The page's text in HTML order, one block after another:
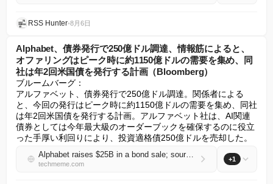
RSS Hunter•8月6日
Alphabet、債券発行で250億ドル調達、情報筋によると、
オファリングはピーク時に約1150億ドルの需要を集め、同
社は年2回米国債を発行する計画（Bloomberg）
ブルームバーグ：
アルファベット、債券発行で250億ドル調達。関係者による
と、今回の発行はピーク時に約1150億ドルの需要を集め、同社
は年2回米国債を発行する計画。アルファベット社は、AI関連
債券としては今年最大級のオーダーブックを確保するのに役立
った手厚い利回りにより、投資適格債250億ドルを売却した。
Alphabet raises $25B in a bond sale; sources say the offering attracted roughly $115B of peak demand and that the company plans to issue US debt twice a year (Bloomberg)
techmeme.com
+1